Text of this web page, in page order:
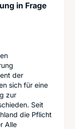
in Frage
der
sich für eine
zur
Seit
die Pflicht
Alle